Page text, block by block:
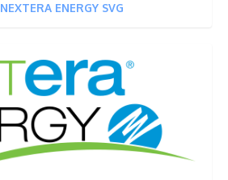
NEXTERA ENERGY SVG